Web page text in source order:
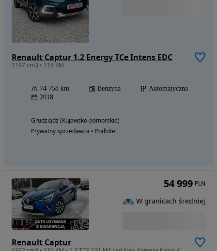
Renault Captur 1.2 Energy TCe Intens EDC
1197 cm3 • 118 KM
74 758 km Benzyna
Automatyczna
2018
Grudziądz (Kujawsko-pomorskie)
Prywatny sprzedawca • Podbite
Renault Captur
54 999 PLN
W granicach średniej